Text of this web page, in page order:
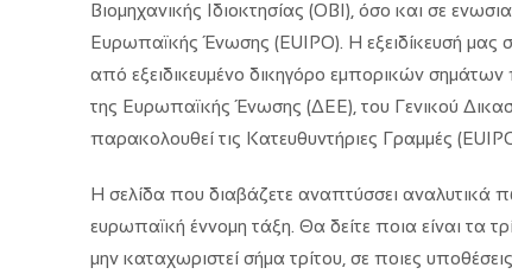
Βιομηχανικής Ιδιοκτησίας (ΟΒΙ), όσο και σε
Ευρωπαϊκής Ένωσης (EUIPO). Η εξειδίκευσή μας
από εξειδικευμένο δικηγόρο εμπορικών σημάτων
της Ευρωπαϊκής Ένωσης (ΔΕΕ), του Γενικού
παρακολουθεί τις Κατευθυντήριες Γραμμές
Η σελίδα που διαβάζετε αναπτύσσει αναλυτικά
ευρωπαϊκή έννομη τάξη. Θα δείτε ποια είναι τα
μην καταχωριστεί σήμα τρίτου, σε ποιες